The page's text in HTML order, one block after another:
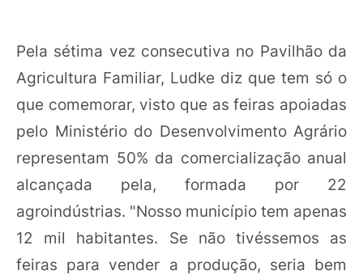
Pela sétima vez consecutiva no Pavilhão da
Agricultura Familiar, Ludke diz que tem só o
que comemorar, visto que as feiras apoiadas
pelo Ministério do Desenvolvimento Agrário
representam 50% da comercialização anual
alcançada pela, formada por 22
agroindústrias. "Nosso município tem apenas
12 mil habitantes. Se não tivéssemos as
feiras para vender a produção, seria bem